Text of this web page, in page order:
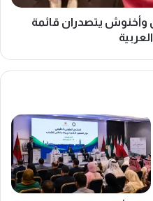
2026: بنجلون وأخنوش يتصدران قائمة